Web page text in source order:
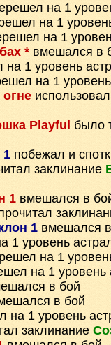
на 1
на 1
на 1
* вмешался в
на 1 уровень
на 1
Playful
было
1 побежал и
заклинание
1 вмешался в
1 вмешался
1 уровень
на 1
на 1 уровень
в бой
в бой
на 1 уровень
заклинание